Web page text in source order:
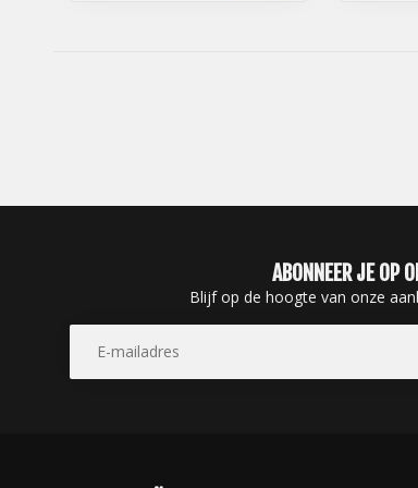
ABONNEER JE OP
Blijf op de hoogte van onze